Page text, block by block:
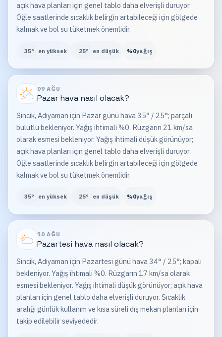
açık hava planları için genel tablo daha elverişli duruyor.
Öğle saatlerinde sıcaklık belirgin artabileceği için gölgede
kalmak ve bol su tüketmek önemlidir.
35° en yüksek 25° en düşük %0yağış
09 AĞU
Pazarhava nasıl olacak?
Sincik, Adıyaman için Pazar günü hava 35° / 25°; parçalı
bulutlu bekleniyor. Yağış ihtimali %0. Rüzgarın 21 km/sa
olarak esmesi bekleniyor. Yağış ihtimali düşük görünüyor;
açık hava planları için genel tablo daha elverişli duruyor.
Öğle saatlerinde sıcaklık belirgin artabileceği için gölgede
kalmak ve bol su tüketmek önemlidir.
35° en yüksek 25° en düşük %0yağış
10 AĞU
Pazartesi hava nasıl olacak?
Sincik, Adıyaman için Pazartesi günü hava 34° / 25°; kapalı
bekleniyor. Yağış ihtimali %0. Rüzgarın 17 km/sa olarak
esmesi bekleniyor. Yağış ihtimali düşük görünüyor; açık hava
planları için genel tablo daha elverişli duruyor. Sıcaklık
aralığı günlük kullanım ve kısa süreli dış mekan planları için
takip edilebilir seviyededir.